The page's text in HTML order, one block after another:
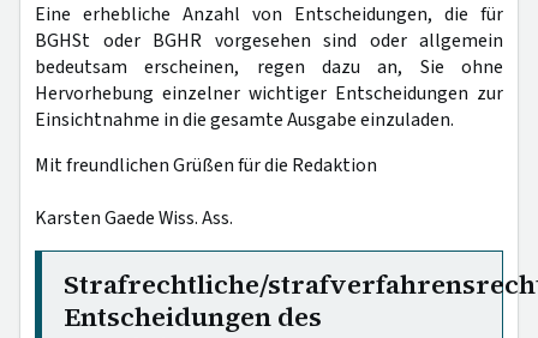
Eine erhebliche Anzahl von Entscheidungen, die für
BGHSt oder BGHR vorgesehen sind oder allgemein
bedeutsam erscheinen, regen dazu an, Sie ohne
Hervorhebung einzelner wichtiger Entscheidungen zur
Einsichtnahme in die gesamte Ausgabe einzuladen.
Mit freundlichen Grüßen für die Redaktion
Karsten Gaede Wiss. Ass.
Strafrechtliche/
Entscheidungen des